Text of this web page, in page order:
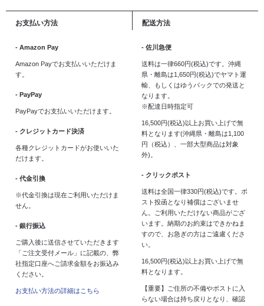
お支払い方法
- Amazon Pay
Amazon Payでお支払いいただけま
す。
- PayPay
PayPayでお支払いいただけます。
- クレジットカード決済
各種クレジットカードがお使いいた
だけます。
- 代金引換
※代金引換は現在ご利用いただけま
せん。
- 銀行振込
ご購入後に送信させていただきます
「ご注文受付メール」に記載の、弊
社指定口座へご請求金額をお振込み
ください。
お支払い方法の詳細はこちら
配送方法
- 佐川急便
送料は一律660円(税込)です。沖縄
県・離島は1,650円(税込)でヤマト運
輸、もしくはゆうパックでの発送と
なります。
※配達日時指定可
16,500円(税込)以上お買い上げで無
料となります(沖縄県・離島は1,100
円（税込）、一部大型商品は対象
外)。
- クリックポスト
送料は全国一律330円(税込)です。ポ
スト投函となり補償はございませ
ん。ご利用いただけない商品がござ
います。納期のお約束はできかねま
すので、お急ぎの方はご遠慮くださ
い。
16,500円(税込)以上お買い上げで無
料となります。
【重要】ご住所の不備やポストに入
らない場合は持ち戻りとなり、確認